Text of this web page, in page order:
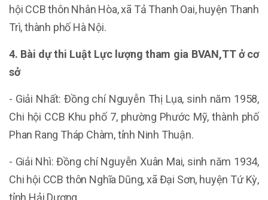
hội CCB thôn Nhân Hòa, xã Tả Thanh Oai, huyện Thanh
Trì, thành phố Hà Nội.
4. Bài dự thi Luật Lực lượng tham gia BVAN,TT ở cơ
sở
- Giải Nhất: Đồng chí Nguyễn Thị Lụa, sinh năm 1958,
Chi hội CCB Khu phố 7, phường Phước Mỹ, thành phố
Phan Rang Tháp Chàm, tỉnh Ninh Thuận.
- Giải Nhì: Đồng chí Nguyễn Xuân Mai, sinh năm 1934,
Chi hội CCB thôn Nghĩa Dũng, xã Đại Sơn, huyện Tứ Kỳ,
tỉnh Hải Dương.